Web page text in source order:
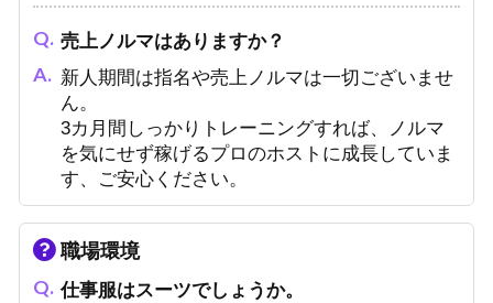
売上ノルマはありますか？
新人期間は指名や売上ノルマは一切ございませ
ん。
3カ月間しっかりトレーニングすれば、ノルマ
を気にせず稼げるプロのホストに成長していま
す、ご安心ください。
職場環境
仕事服はスーツでしょうか。